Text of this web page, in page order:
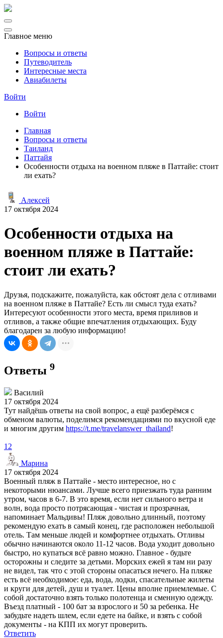
Главное меню
Вопросы и ответы
Путеводитель
Интересные места
Авиабилеты
Войти
Войти
Главная
Вопросы и ответы
Таиланд
Паттайя
Особенности отдыха на военном пляже в Паттайе: стоит
ли ехать?
Алексей
17 октября 2024
Особенности отдыха на
военном пляже в Паттайе:
стоит ли ехать?
Друзья, подскажите, пожалуйста, как обстоят дела с отливами
на военном пляже в Паттайе? Есть ли смысл туда ехать?
Интересуют особенности этого места, время приливов и
отливов, а также общие впечатления отдыхающих. Буду
благодарен за любую информацию!
Ответы 9
Василий
17 октября 2024
Тут найдёшь ответы на свой вопрос, а ещё разберёмся с
обменом валюты, поделимся рекомендациями по вкусной еде
и многим другим https://t.me/travelanswer_thailand!
12
Марина
17 октября 2024
Военный пляж в Паттайе - место интересное, но с
некоторыми нюансами. Лучше всего приезжать туда ранним
утром, часов в 6-7. В это время, если нет сильного ветра и
волн, вода просто потрясающая - чистая и прозрачная,
напоминает Мальдивы! Пляж довольно длинный, поэтому
рекомендую ехать в самый конец, где расположен небольшой
отель. Там меньше людей и комфортнее отдыхать. Отливы
обычно начинаются около 11-12 часов. Вода уходит довольно
быстро, но купаться всё равно можно. Главное - будьте
осторожны и следите за детьми. Морских ежей я там ни разу
не видел, так что с этой стороны опасаться нечего. На пляже
есть всё необходимое: еда, вода, лодки, спасательные жилеты
и круги для детей, душ и туалет. Цены вполне приемлемые. С
собой достаточно взять только полотенца и сменную одежду.
Въезд платный - 100 бат за взрослого и 50 за ребенка. Не
забудьте надеть шлем, если едете на байке, и взять с собой
документы - на КПП их могут проверить.
Ответить